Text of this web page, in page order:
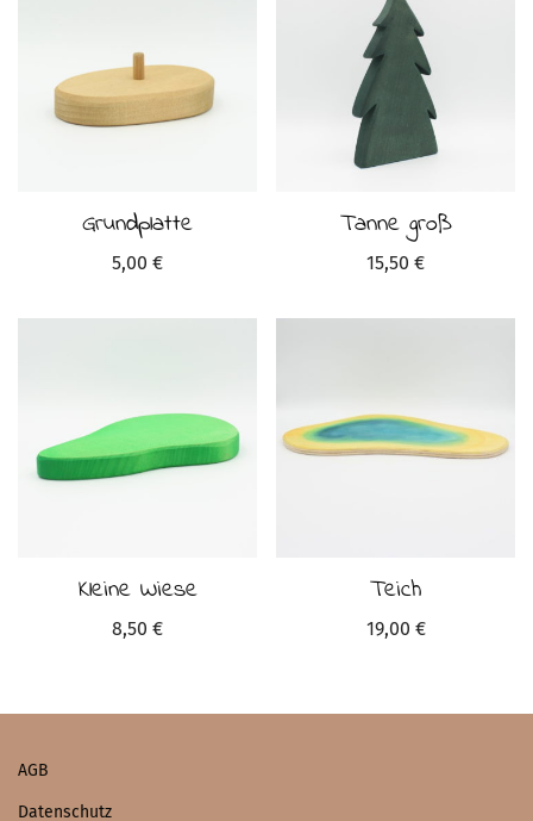
Grundplatte
5,00 €
Tanne groß
15,50 €
Kleine Wiese
8,50 €
Teich
19,00 €
AGB
Datenschutz